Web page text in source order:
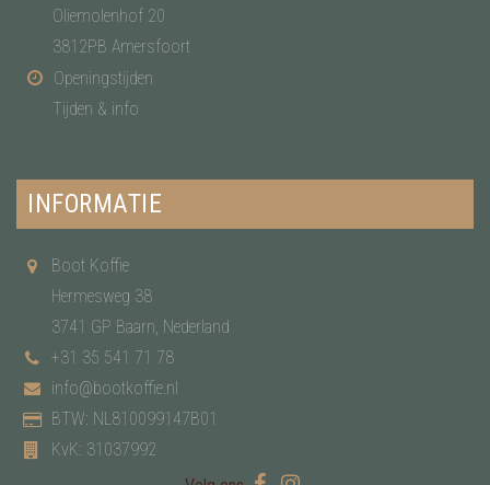
Oliemolenhof 20
3812PB Amersfoort
Openingstijden
Tijden & info
INFORMATIE
Boot Koffie
Hermesweg 38
3741 GP Baarn, Nederland
+31 35 541 71 78
info@bootkoffie.nl
BTW: NL810099147B01
KvK: 31037992